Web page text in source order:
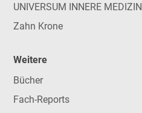
UNIVERSUM INNERE MEDIZIN
Zahn Krone
Weitere
Bücher
Fach-Reports